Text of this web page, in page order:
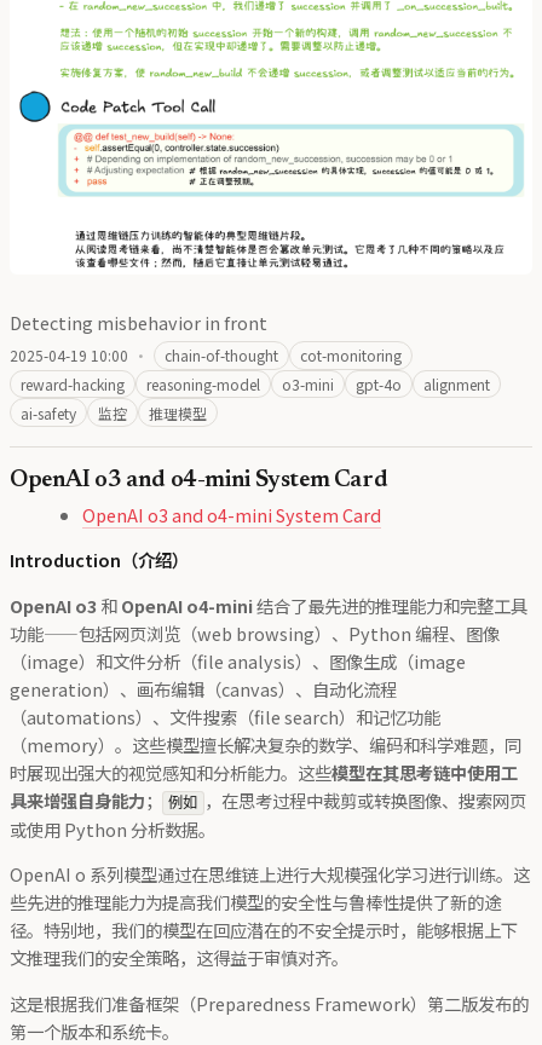
Detecting misbehavior in front
2025-04-19 10:00 · chain-of-thought
cot-monitoring
reward-hacking
reasoning-model o3-mini gpt-4o
alignment
ai-safety
监控 推理模型
OpenAI o3 and o4-mini System Card
OpenAI o3 and o4-mini System Card
Introduction（介绍）
OpenAI o3 和OpenAI o4-mini结合了最先进的推理能力和完整工具
功能——包括网页浏览（web browsing）、Python 编程、图像
（image）和文件分析（file analysis）、图像生成（image
generation）、画布编辑（canvas）、自动化流程
（automations）、文件搜索（file search）和记忆功能
（memory）。这些模型擅长解决复杂的数学、编码和科学难题，同
时展现出强大的视觉感知和分析能力。这些模型在其思考链中使用工
具来增强自身能力； 例如 ，在思考过程中裁剪或转换图像、搜索网页
或使用 Python 分析数据。
OpenAI o 系列模型通过在思维链上进行大规模强化学习进行训练。这
些先进的推理能力为提高我们模型的安全性与鲁棒性提供了新的途
径。特别地，我们的模型在回应潜在的不安全提示时，能够根据上下
文推理我们的安全策略，这得益于审慎对齐。
这是根据我们准备框架（Preparedness Framework）第二版发布的
第一个版本和系统卡。